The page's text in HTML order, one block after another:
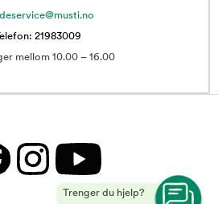
Trenger du hjelp?
21983009
mellom 10.00 – 16.00